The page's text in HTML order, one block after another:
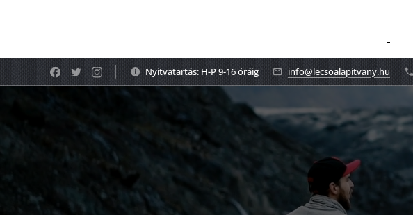
Nyitvatartás: H-P 9-16 óráig info@lecsoalapitvany.hu